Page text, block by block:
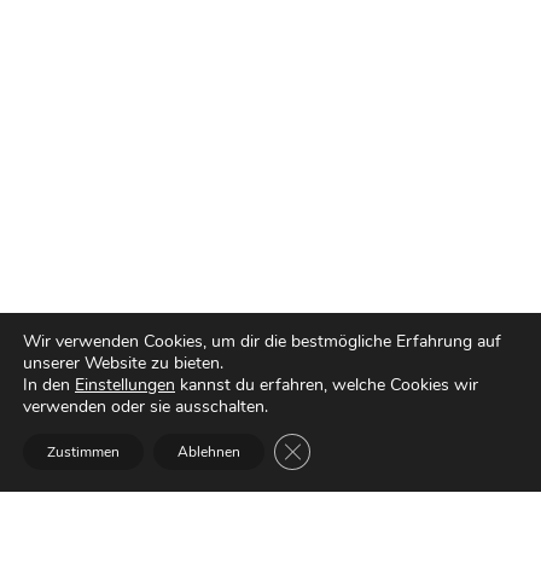
Du hast eine Frage, willst Lob
loswerden oder möchtest mit mir
Wir verwenden Cookies, um dir die bestmögliche Erfahrung auf
unserer Website zu bieten.
In den Einstellungen kannst du erfahren, welche Cookies wir
verwenden oder sie ausschalten.
Zustimmen Ablehnen GDPR Cookie-Banner schließen